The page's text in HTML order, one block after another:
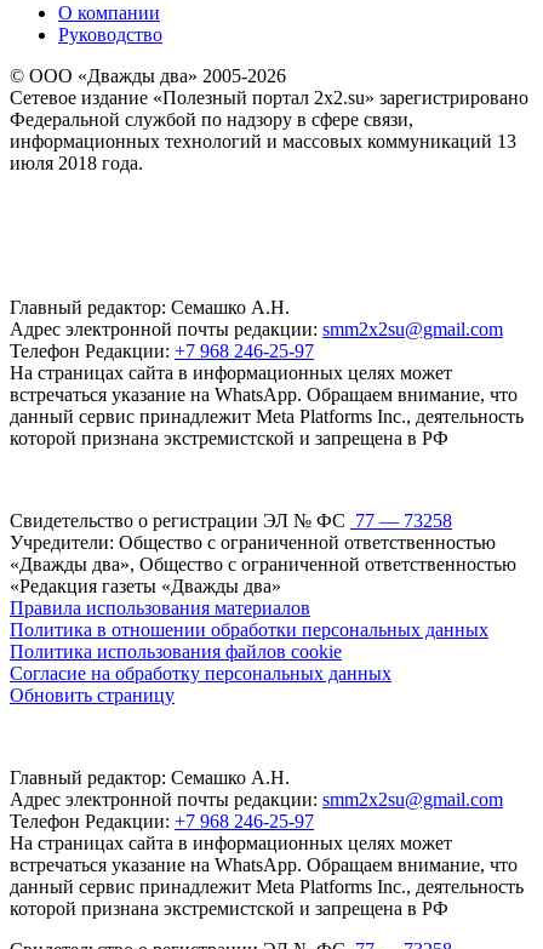
О компании
Руководство
© ООО «Дважды два» 2005-2026
Сетевое издание «Полезный портал 2x2.su» зарегистрировано
Федеральной службой по надзору в сфере связи,
информационных технологий и массовых коммуникаций 13
июля 2018 года.
Главный редактор: Семашко А.Н.
Адрес электронной почты редакции: smm2x2su@gmail.com
Телефон Редакции: +7 968 246-25-97
На страницах сайта в информационных целях может
встречаться указание на WhatsApp. Обращаем внимание, что
данный сервис принадлежит Meta Platforms Inc., деятельность
которой признана экстремистской и запрещена в РФ
Свидетельство о регистрации ЭЛ № ФС 77 — 73258
Учредители: Общество с ограниченной ответственностью
«Дважды два», Общество с ограниченной ответственностью
«Редакция газеты «Дважды два»
Правила использования материалов
Политика в отношении обработки персональных данных
Политика использования файлов cookie
Согласие на обработку персональных данных
Обновить страницу
Главный редактор: Семашко А.Н.
Адрес электронной почты редакции: smm2x2su@gmail.com
Телефон Редакции: +7 968 246-25-97
На страницах сайта в информационных целях может
встречаться указание на WhatsApp. Обращаем внимание, что
данный сервис принадлежит Meta Platforms Inc., деятельность
которой признана экстремистской и запрещена в РФ